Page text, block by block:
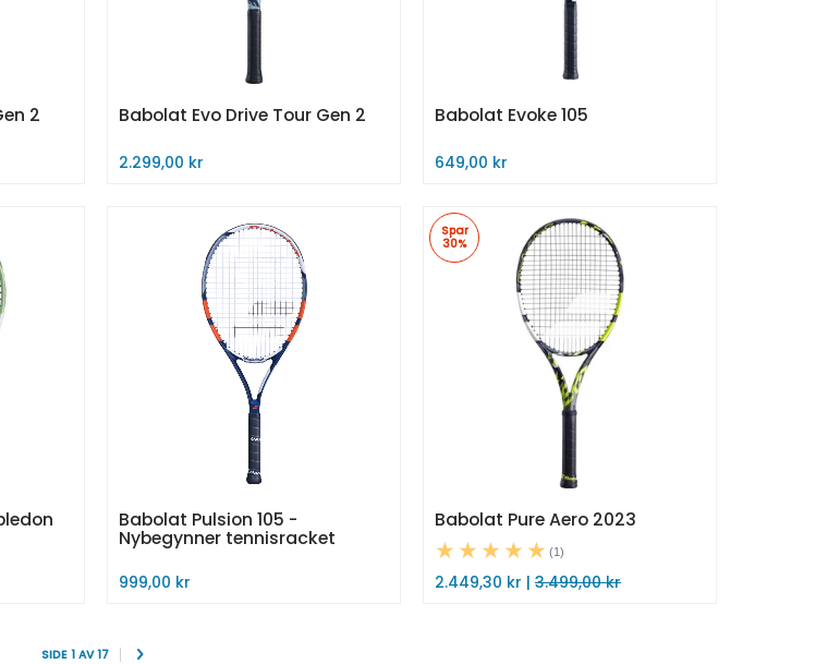
2 Babolat Evo Drive Tour Gen 2
2.299,00 kr
Babolat Evoke 105
649,00 kr
Babolat Pulsion 105 -
Nybegynner tennisracket
999,00 kr
Spar
30%
Babolat Pure Aero 2023
(1)
2.449,30 kr | 3.499,00 kr
SIDE 1 AV 17